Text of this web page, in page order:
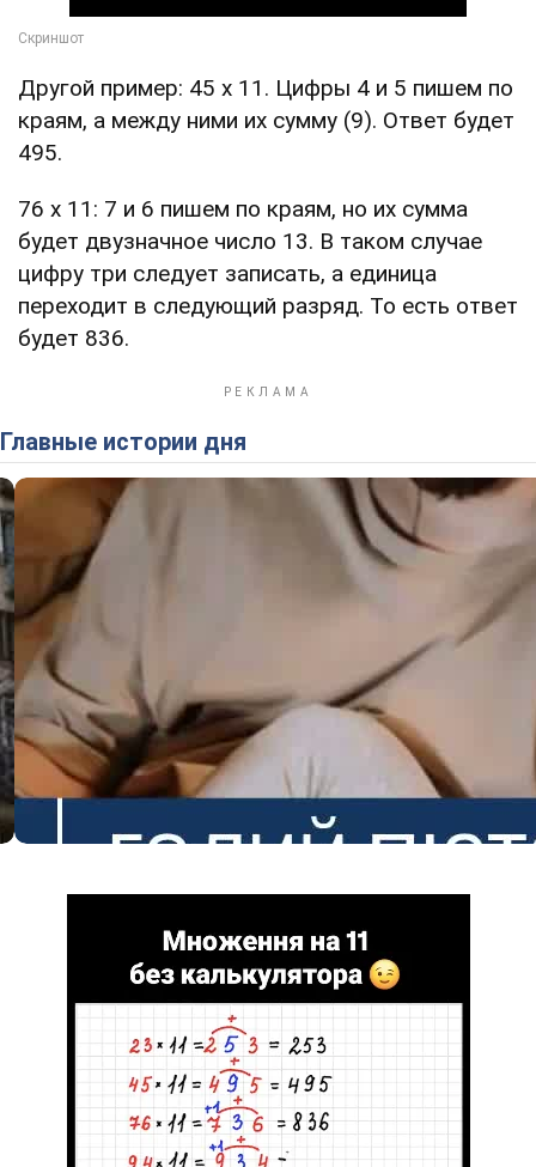
Другой пример: 45 х 11. Цифры 4 и 5 пишем по
краям, а между ними их сумму (9). Ответ будет
495.
76 х 11: 7 и 6 пишем по краям, но их сумма
будет двузначное число 13. В таком случае
цифру три следует записать, а единица
переходит в следующий разряд. То есть ответ
будет 836.
Главные истории дня